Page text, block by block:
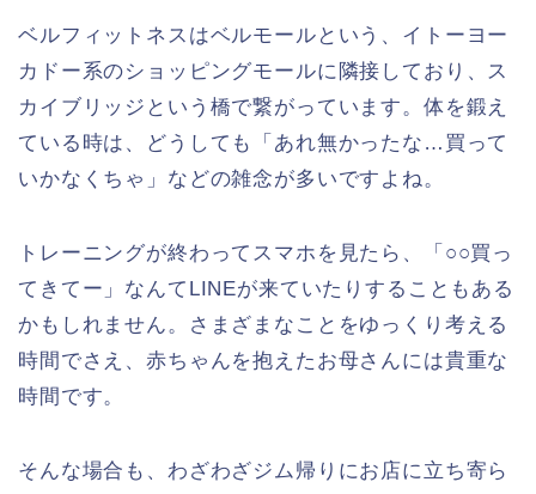
ベルフィットネスはベルモールという、イトーヨー
カドー系のショッピングモールに隣接しており、ス
カイブリッジという橋で繋がっています。体を鍛え
ている時は、どうしても「あれ無かったな…買って
いかなくちゃ」などの雑念が多いですよね。
トレーニングが終わってスマホを見たら、「○○買っ
てきてー」なんてLINEが来ていたりすることもある
かもしれません。さまざまなことをゆっくり考える
時間でさえ、赤ちゃんを抱えたお母さんには貴重な
時間です。
そんな場合も、わざわざジム帰りにお店に立ち寄ら